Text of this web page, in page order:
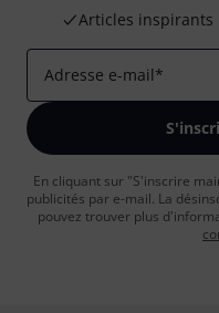
Articles inspirants
Adresse e-mail*
En cliquant sur "S'inscrire
publicités par e-mail. La
pouvez trouver plus